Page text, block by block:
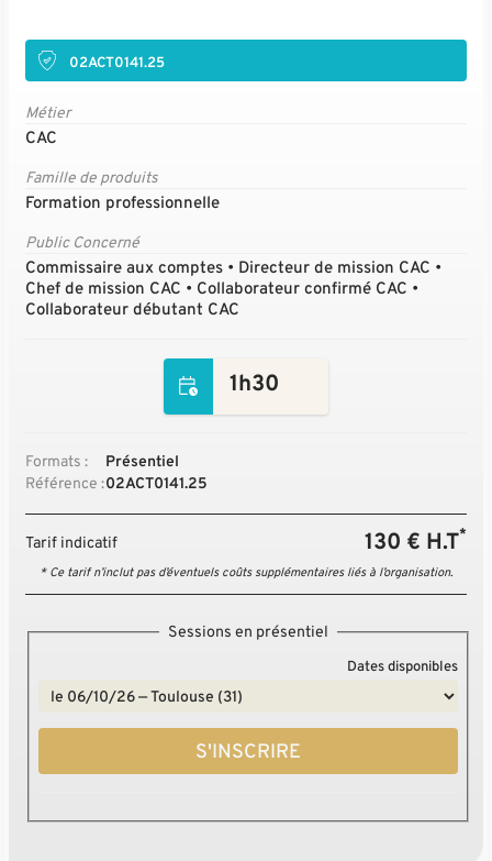
02ACT0141.25
Métier
CAC
Famille de produits
Formation professionnelle
Public Concerné
Commissaire aux comptes • Directeur de mission CAC •
Chef de mission CAC • Collaborateur confirmé CAC •
Collaborateur débutant CAC
1h30
Formats :
Présentiel
Référence :02ACT0141.25
Tarif indicatif 130 € H.T*
* Ce tarif n’inclut pas d’éventuels coûts supplémentaires liés à l’organisation.
Sessions en présentiel
Dates disponibles
S'INSCRIRE